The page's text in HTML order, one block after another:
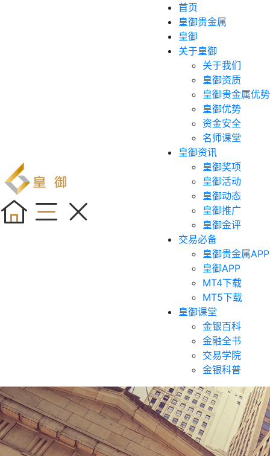
首页
皇御贵金属
皇御
关于皇御
关于我们
皇御资质
皇御贵金属优势
皇御优势
资金安全
名师课堂
皇御资讯
皇御奖项
皇御活动
皇御动态
皇御推广
皇御金评
交易必备
皇御贵金属APP
皇御APP
MT4下载
MT5下载
皇御课堂
金银百科
金融全书
交易学院
金银科普